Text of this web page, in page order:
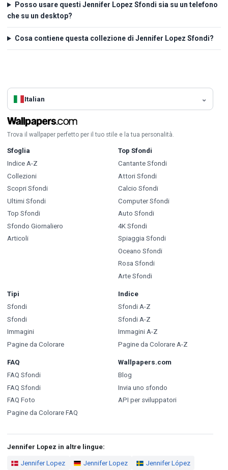
Posso usare questi Jennifer Lopez Sfondi sia su un telefono
che su un desktop?
Cosa contiene questa collezione di Jennifer Lopez Sfondi?
Italian
Trova il wallpaper perfetto per il tuo stile e la tua personalità.
Sfoglia
Indice A-Z
Collezioni
Scopri Sfondi
Ultimi Sfondi
Top Sfondi
Sfondo Giornaliero
Articoli
Top Sfondi
Cantante Sfondi
Attori Sfondi
Calcio Sfondi
Computer Sfondi
Auto Sfondi
4K Sfondi
Spiaggia Sfondi
Oceano Sfondi
Rosa Sfondi
Arte Sfondi
Tipi
Sfondi
Sfondi
Immagini
Pagine da Colorare
Indice
Sfondi A-Z
Sfondi A-Z
Immagini A-Z
Pagine da Colorare A-Z
FAQ
FAQ Sfondi
FAQ Sfondi
FAQ Foto
Pagine da Colorare FAQ
Wallpapers.com
Blog
Invia uno sfondo
API per sviluppatori
Jennifer Lopez in altre lingue:
Jennifer Lopez Jennifer Lopez Jennifer López